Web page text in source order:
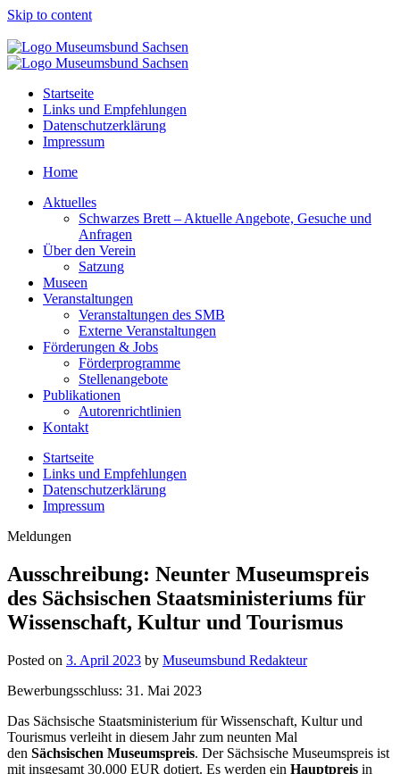
Skip to content
Startseite
Links und Empfehlungen
Datenschutzerklärung
Impressum
Home
Aktuelles
Schwarzes Brett – Aktuelle Angebote, Gesuche und
Anfragen
Über den Verein
Satzung
Museen
Veranstaltungen
Veranstaltungen des SMB
Externe Veranstaltungen
Förderungen & Jobs
Förderprogramme
Stellenangebote
Publikationen
Autorenrichtlinien
Kontakt
Startseite
Links und Empfehlungen
Datenschutzerklärung
Impressum
Meldungen
Ausschreibung: Neunter Museumspreis
des Sächsischen Staatsministeriums für
Wissenschaft, Kultur und Tourismus
Posted on 3. April 2023 by Museumsbund Redakteur
Bewerbungsschluss: 31. Mai 2023
Das Sächsische Staatsministerium für Wissenschaft, Kultur und
Tourismus verleiht in diesem Jahr zum neunten Mal
den Sächsischen Museumspreis. Der Sächsische Museumspreis ist
mit insgesamt 30.000 EUR dotiert. Es werden ein Hauptpreis in